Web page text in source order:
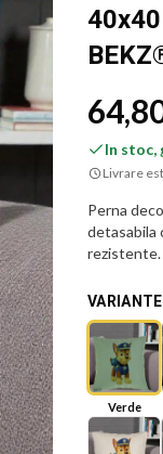
In stoc,
Livrare
Perna
detasabila
rezistente.
Verde